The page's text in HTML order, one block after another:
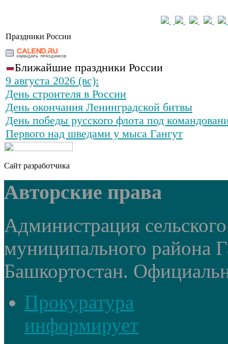
Праздники России
Ближайшие праздники России
9 августа 2026 (вс):
День строителя в России
День окончания Ленинградской битвы
День победы русского флота под
Первого над шведами у мыса Гангут
Сайт разработчика
Авторские права
Администрация
муниципального района
Башкортостан.
Прокуратура
информирует